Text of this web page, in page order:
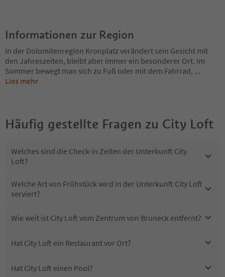
Informationen zur Region
In der Dolomitenregion Kronplatz verändert sein Gesicht mit
den Jahreszeiten, bleibt aber immer ein besonderer Ort. Im
Sommer bewegt man sich zu Fuß oder mit dem Fahrrad, ...
Lies mehr
Häufig gestellte Fragen zu City Loft
Welches sind die Check-in Zeiten der Unterkunft City
Loft?
Welche Art von Frühstück wird in der Unterkunft City Loft
serviert?
Wie weit ist City Loft vom Zentrum von Bruneck entfernt?
Hat City Loft ein Restaurant vor Ort?
Hat City Loft einen Pool?